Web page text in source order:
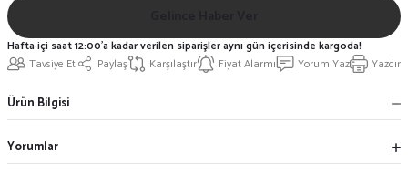
Tavsiye Et Paylaş Karşılaştır Fiyat Alarmı Yorum Yaz Yazdır
Hafta içi saat 12:00'a kadar verilen siparişler aynı gün içerisinde kargoda!
Ürün Bilgisi
Yorumlar